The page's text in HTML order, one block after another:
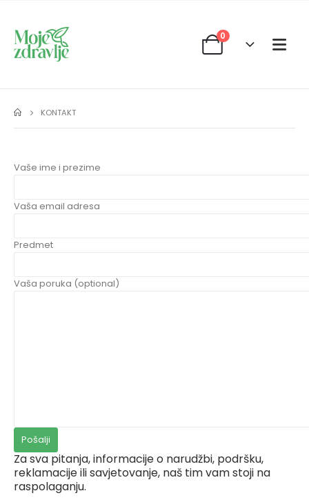
0
KONTAKT
Vaše ime i prezime
Vaša email adresa
Predmet
Vaša poruka (optional)
Za sva pitanja, informacije o narudžbi, podršku,
reklamacije ili savjetovanje, naš tim vam stoji na
raspolaganju.